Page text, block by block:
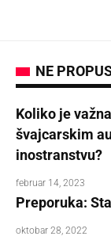
NE
Koliko je
švajcarskim
inostranstvu?
februar 14, 2023
Preporuka:
oktobar 28, 2022